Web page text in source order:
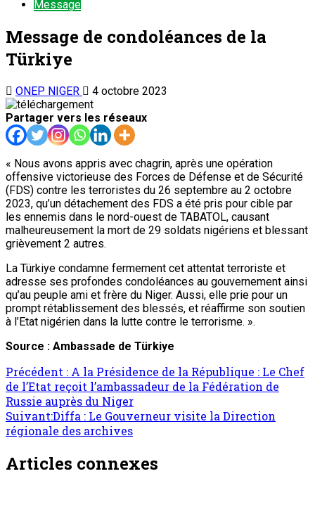
Message
Message de condoléances de la
Türkiye
ONEP NIGER
4 octobre 2023
Partager vers les réseaux
« Nous avons appris avec chagrin, après une opération
offensive victorieuse des Forces de Défense et de Sécurité
(FDS) contre les terroristes du 26 septembre au 2 octobre
2023, qu’un détachement des FDS a été pris pour cible par
les ennemis dans le nord-ouest de TABATOL, causant
malheureusement la mort de 29 soldats nigériens et blessant
grièvement 2 autres.
La Türkiye condamne fermement cet attentat terroriste et
adresse ses profondes condoléances au gouvernement ainsi
qu’au peuple ami et frère du Niger. Aussi, elle prie pour un
prompt rétablissement des blessés, et réaffirme son soutien
à l’Etat nigérien dans la lutte contre le terrorisme. ».
Source : Ambassade de Türkiye
Précédent : A la Présidence de la République : Le Chef
de l’Etat reçoit l’ambassadeur de la Fédération de
Russie auprès du Niger
Suivant:Diffa : Le Gouverneur visite la Direction
régionale des archives
Articles connexes